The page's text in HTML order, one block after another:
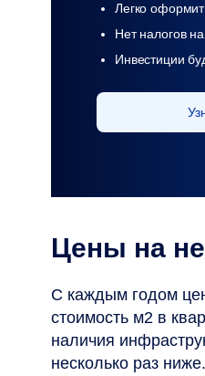
Легко
Нет налогов
Инвестиции
Цены на
С каждым годом
стоимость м2 в
наличия
несколько раз